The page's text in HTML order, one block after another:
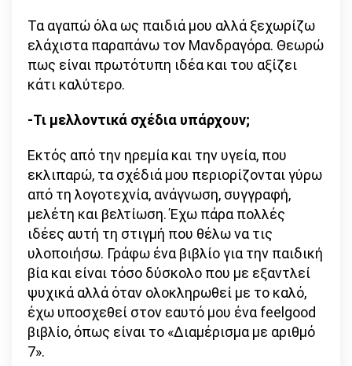
Τα αγαπώ όλα ως παιδιά μου αλλά ξεχωρίζω
ελάχιστα παραπάνω τον Μανδραγόρα. Θεωρώ
πως είναι πρωτότυπη ιδέα και του αξίζει
κάτι καλύτερο.
-Τι μελλοντικά σχέδια υπάρχουν;
Εκτός από την ηρεμία και την υγεία, που
εκλιπαρώ, τα σχέδιά μου περιορίζονται γύρω
από τη λογοτεχνία, ανάγνωση, συγγραφή,
μελέτη και βελτίωση. Έχω πάρα πολλές
ιδέες αυτή τη στιγμή που θέλω να τις
υλοποιήσω. Γράφω ένα βιβλίο για την παιδική
βία και είναι τόσο δύσκολο που με εξαντλεί
ψυχικά αλλά όταν ολοκληρωθεί με το καλό,
έχω υποσχεθεί στον εαυτό μου ένα feelgood
βιβλίο, όπως είναι το «Διαμέρισμα με αριθμό
7».